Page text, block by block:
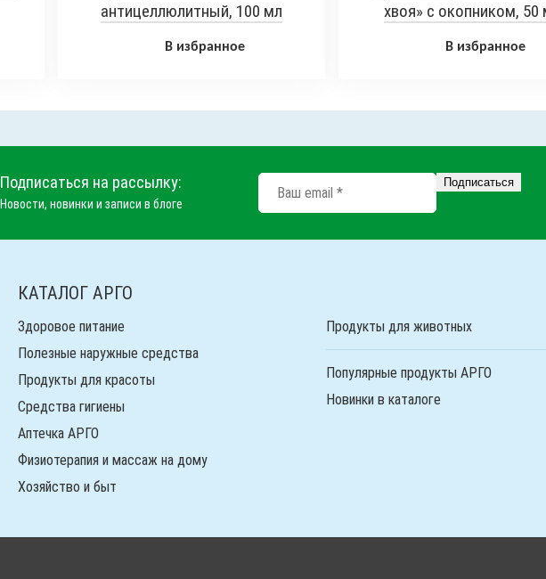
антицеллюлитный, 100 мл
В избранное
хвоя» с окопником, 50
В избранное
Подписаться на рассылку:
Новости, новинки и записи в блоге
КАТАЛОГ АРГО
Здоровое питание
Полезные наружные средства
Продукты для красоты
Средства гигиены
Аптечка АРГО
Физиотерапия и массаж на дому
Хозяйство и быт
Продукты для животных
Популярные продукты АРГО
Новинки в каталоге